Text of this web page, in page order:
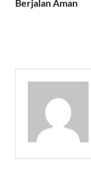
Berjalan Aman